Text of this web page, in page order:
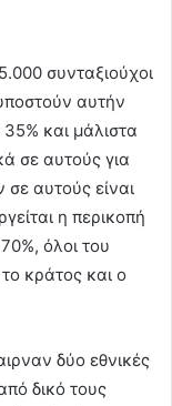
συνταξιούχοι
αυτήν
και μάλιστα
σε αυτούς για
αυτούς είναι
η περικοπή
όλοι του
κράτος και ο
δύο εθνικές
δικό τους